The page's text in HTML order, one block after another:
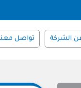
الشركة تواصل